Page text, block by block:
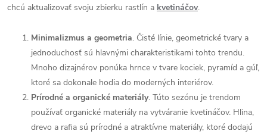
chcú aktualizovať svoju zbierku rastlín a kvetináčov.
Minimalizmus a geometria. Čisté línie, geometrické tvary a
jednoduchosť sú hlavnými charakteristikami tohto trendu.
Mnoho dizajnérov ponúka hrnce v tvare kociek, pyramíd a gúľ,
ktoré sa dokonale hodia do moderných interiérov.
Prírodné a organické materiály. Túto sezónu je trendom
používať organické materiály na vytváranie kvetináčov. Hlina,
drevo a rafia sú prírodné a atraktívne materiály, ktoré dodajú